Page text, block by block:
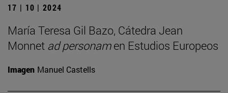
17 | 10 | 2024
María Teresa Gil Bazo, Cátedra Jean
Monnet ad personamen Estudios Europeos
Imagen Manuel Castells